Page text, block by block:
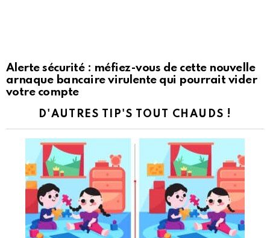
Alerte sécurité : méfiez-vous de cette nouvelle
arnaque bancaire virulente qui pourrait vider
votre compte
D'AUTRES TIP'S TOUT CHAUDS !